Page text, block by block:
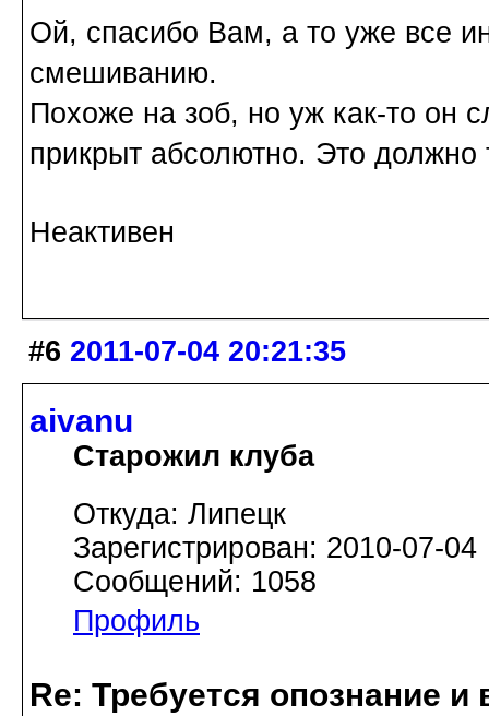
Ой, спасибо Вам, а то уже все
смешиванию.
Похоже на зоб, но уж как-то он
прикрыт абсолютно. Это должно
Неактивен
#6 2011-07-04 20:21:35
aivanu
Старожил клуба
Откуда: Липецк
Зарегистрирован: 2010-07-04
Сообщений: 1058
Профиль
Re: Требуется опознание